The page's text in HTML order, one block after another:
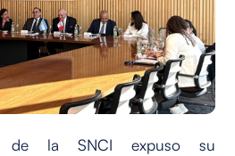
de la SNCI expuso su